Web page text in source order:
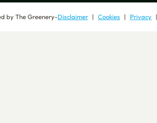
byThe Greenery-Disclaimer Cookies Privacy